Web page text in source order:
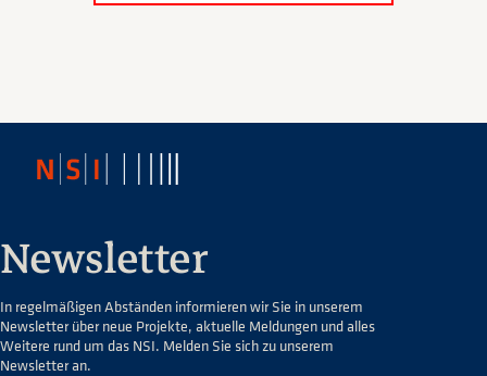
Newsletter
In regelmäßigen Abständen informieren wir Sie in unserem
Newsletter über neue Projekte, aktuelle Meldungen und alles
Weitere rund um das NSI. Melden Sie sich zu unserem
Newsletter an.